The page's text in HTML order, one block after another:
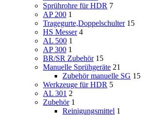
Sprührohre für HDR 7
AP 200 1
Tragegurte,Doppelschulter 15
HS Messer 4
AL 500 1
AP 300 1
BR/SR Zubehör 15
Manuelle Sprühgeräte 21
Zubehör manuelle SG 15
Werkzeuge für HDR 5
AL 301 2
Zubehör 1
Reinigungsmittel 1